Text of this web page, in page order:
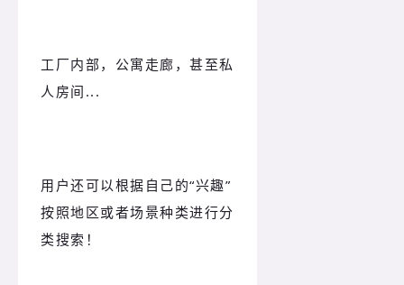
工厂内部，公寓走廊，甚至私
人房间...
用户还可以根据自己的“兴趣”
按照地区或者场景种类进行分
类搜索！